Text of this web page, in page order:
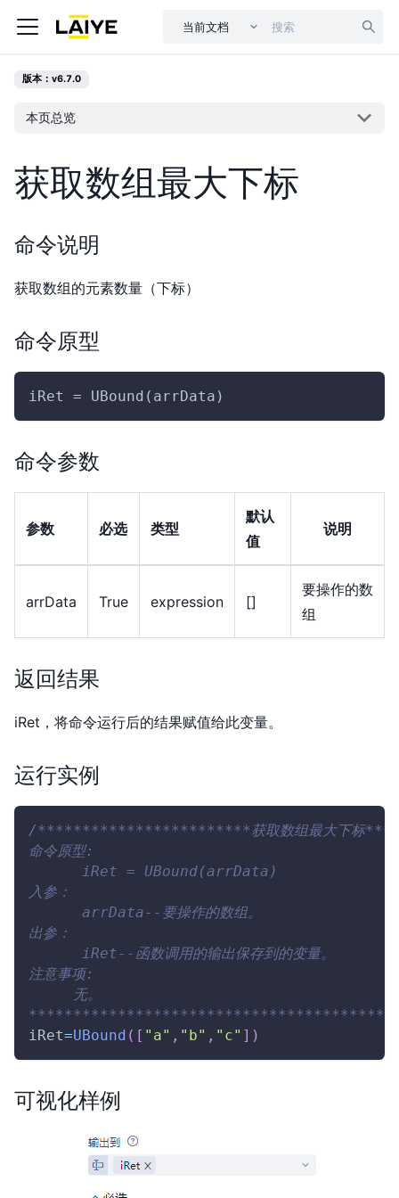
当前文档
版本：v6.7.0
本页总览
获取数组最大下标
命令说明
获取数组的元素数量（下标）
命令原型
iRet = UBound(arrData)
命令参数
参数 必选 类型
默认
值
说明
arrData True expression []
要操作的数
组
返回结果
iRet，将命令运行后的结果赋值给此变量。
运行实例
/************************获取数组最大下标
命令原型:
      iRet = UBound(arrData)
入参：
      arrData--要操作的数组。
出参：
      iRet--函数调用的输出保存到的变量。
注意事项:
     无。
iRet=UBound ( [ "a" , "b" , "c" ] )
可视化样例